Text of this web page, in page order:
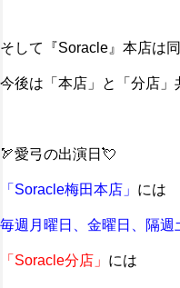
そして『Soracle』本店は
今後は「本店」と「分店」
🏹愛弓の出演日💘
「Soracle梅田本店」 には
毎週月曜日、金曜日、隔週
「Soracle分店」 には